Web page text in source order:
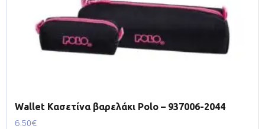
Wallet Κασετίνα βαρελάκι Polo – 937006-2044
6.50€